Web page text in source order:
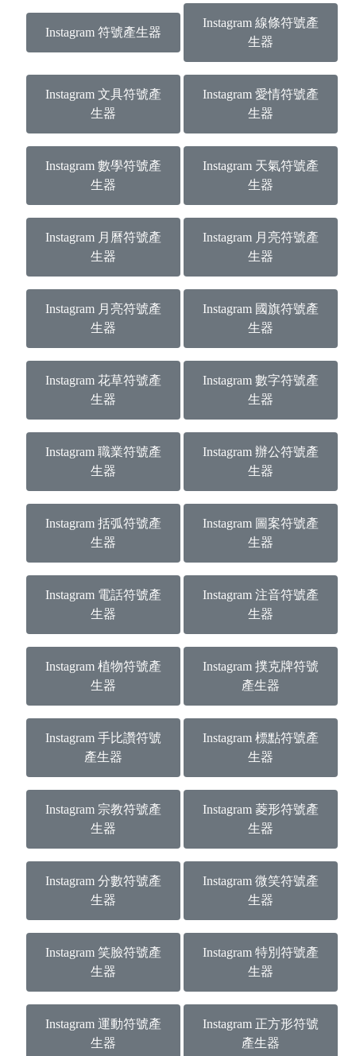
Instagram 符號產生器
Instagram 線條符號產
生器
Instagram 文具符號產
生器
Instagram 愛情符號產
生器
Instagram 數學符號產
生器
Instagram 天氣符號產
生器
Instagram 月曆符號產
生器
Instagram 月亮符號產
生器
Instagram 月亮符號產
生器
Instagram 國旗符號產
生器
Instagram 花草符號產
生器
Instagram 數字符號產
生器
Instagram 職業符號產
生器
Instagram 辦公符號產
生器
Instagram 括弧符號產
生器
Instagram 圖案符號產
生器
Instagram 電話符號產
生器
Instagram 注音符號產
生器
Instagram 植物符號產
生器
Instagram 撲克牌符號
產生器
Instagram 手比讚符號
產生器
Instagram 標點符號產
生器
Instagram 宗教符號產
生器
Instagram 菱形符號產
生器
Instagram 分數符號產
生器
Instagram 微笑符號產
生器
Instagram 笑臉符號產
生器
Instagram 特別符號產
生器
Instagram 運動符號產
生器
Instagram 正方形符號
產生器